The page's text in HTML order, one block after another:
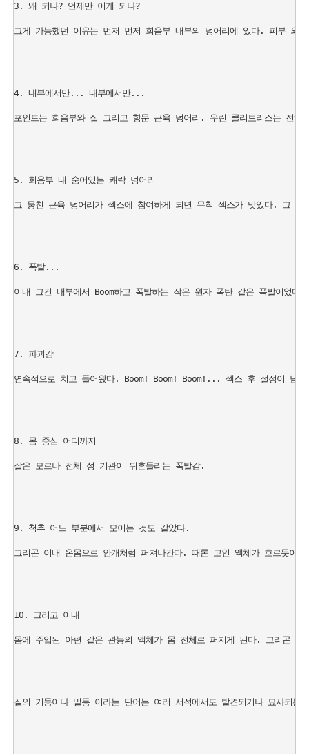
3. 왜 되나? 언제만 이게 되나?
그게 가능했던 이유는 먼저 먼저 회음부 내부의 덩어리에 있다. 피부
4. 내부에서만... 내부에서만...
포인트는 회음부와 질 그리고 항문 근육 덩어리. 우린 클리토리스는 전
5. 회음부 내 숨어있는 쾌락 덩어리
그 뭉친 근육 덩어리가 섹스에 참여하게 되면 무척 섹스가 맛있다. 그
6. 폭발...
이내 그건 내부에서 Boom하고 폭발하는 작은 원자 폭탄 같은 폭발이었
7. 파괴감
연속적으로 치고 들어왔다. Boom! Boom! Boom!... 섹스 후 절정이 남
8. 몸 중심 어디까지
잘은 모르나 전체 성 기관이 뒤흔들리는 폭발감.
9. 척추 어느 부분에서 모이는 것도 같았다.
그리곤 이내 온몸으로 안개처럼 퍼져나간다. 때론 고인 액체가 흐르듯이
10. 그리고 이내
몸에 주입된 아편 같은 관능의 액체가 몸 전체로 퍼지게 된다. 그리곤 잠
질의 기둥이나 밑동 이라는 단어는 여러 서적에서도 발견되거나 묘사